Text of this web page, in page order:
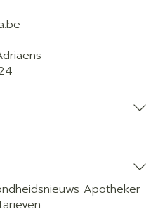
Apotheker